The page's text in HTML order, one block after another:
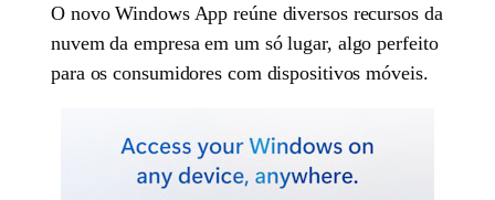
O novo Windows App reúne diversos recursos da
nuvem da empresa em um só lugar, algo perfeito
para os consumidores com dispositivos móveis.